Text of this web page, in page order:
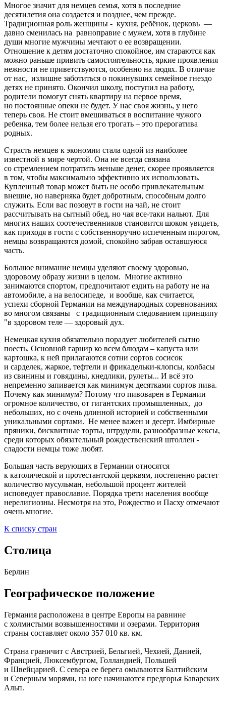
Многое значит для немцев семья, хотя в последние
десятилетия она создается и позднее, чем прежде.
Традиционная роль женщины - кухня, ребёнок, церковь —
давно сменилась на равноправие с мужем, хотя в глубине
души многие мужчины мечтают о ее возвращении.
Отношение к детям достаточно спокойное, им стараются как
можно раньше привить самостоятельность, яркие проявления
нежности не приветствуются, особенно на людях. В отличие
от нас, излишне заботиться о покинувших семейное гнездо
детях не принято. Окончил школу, поступил на работу,
родители помогут снять квартиру на первое время,
но постоянные опеки не будет. У нас своя жизнь, у него
теперь своя. Не стоит вмешиваться в воспитание чужого
ребенка, тем более нельзя его трогать – это прерогатива
родных.
Страсть немцев к экономии стала одной из наиболее
известной в мире чертой. Она не всегда связана
со стремлением потратить меньше денег, скорее проявляется
в том, чтобы максимально эффективно их использовать.
Купленный товар может быть не особо привлекательным
внешне, но наверняка будет добротным, способным долго
служить. Если вас позовут в гости на чай, не стоит
рассчитывать на сытный обед, но чая все-таки нальют. Для
многих наших соотечественников становится шоком увидеть,
как приходя в гости с собственноручно испеченным пирогом,
немцы возвращаются домой, спокойно забрав оставшуюся
часть.
Большое внимание немцы уделяют своему здоровью,
здоровому образу жизни в целом. Многие активно
занимаются спортом, предпочитают ездить на работу не на
автомобиле, а на велосипеде, и вообще, как считается,
успехи сборной Германии на международных соревнованиях
во многом связаны с традиционным следованием принципу
"в здоровом теле — здоровый дух.
Немецкая кухня обязательно порадует любителей сытно
поесть. Основной гарнир ко всем блюдам – капуста или
картошка, к ней прилагаются сотни сортов сосисок
и сарделек, жаркое, тефтели и фрикадельки-клопсы, колбасы
из свинины и говядины, кнедлики, рулеты... И всё это
непременно запивается как минимум десятками сортов пива.
Почему как минимум? Потому что пивоварен в Германии
огромное количество, от гигантских промышленных, до
небольших, но с очень длинной историей и собственными
уникальными сортами. Не менее важен и десерт. Имбирные
пряники, бисквитные торты, штрудели, разнообразные кексы,
среди которых обязательный рождественский штоллен -
сладости немцы тоже любят.
Большая часть верующих в Германии относятся
к католической и протестантской церквям, постепенно растет
количество мусульман, небольшой процент жителей
исповедует православие. Порядка трети населения вообще
нерелигиозны. Несмотря на это, Рождество и Пасху отмечают
очень многие.
К списку стран
Столица
Берлин
Географическое положение
Германия расположена в центре Европы на равнине
с холмистыми возвышенностями и озерами. Территория
страны составляет около 357 010 кв. км.
Страна граничит с Австрией, Бельгией, Чехией, Данией,
Францией, Люксембургом, Голландией, Польшей
и Швейцарией. С севера ее берега омываются Балтийским
и Северным морями, на юге начинаются предгорья Баварских
Альп.